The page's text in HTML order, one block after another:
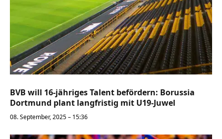
BVB will 16-jähriges Talent befördern: Borussia
Dortmund plant langfristig mit U19-Juwel
08. September, 2025 – 15:36